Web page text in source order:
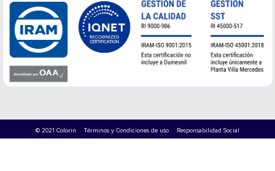
© 2021 Colorin Términos y Condiciones de uso Responsabilidad Social